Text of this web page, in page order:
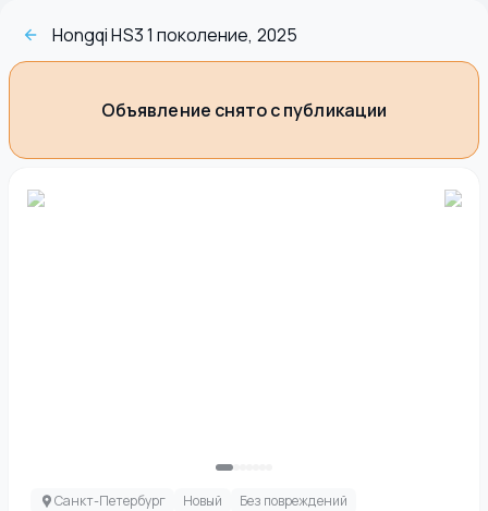
Hongqi HS3 1 поколение, 2025
Объявление снято с публикации
Санкт-Петербург Новый
Без повреждений